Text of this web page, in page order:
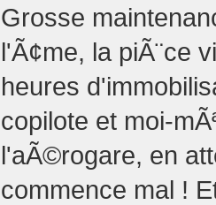
Grosse
l'Ã¢me, la piÃ¨ce
heures
copilote et moi-
l'aÃ©rogare, en
commence mal !